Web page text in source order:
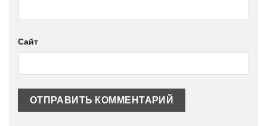
Сайт